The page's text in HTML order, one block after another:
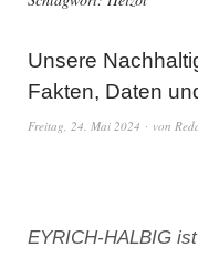
Unsere
Fakten, Daten
Freitag, 24. Mai 2024 von
EYRICH-HALBIG